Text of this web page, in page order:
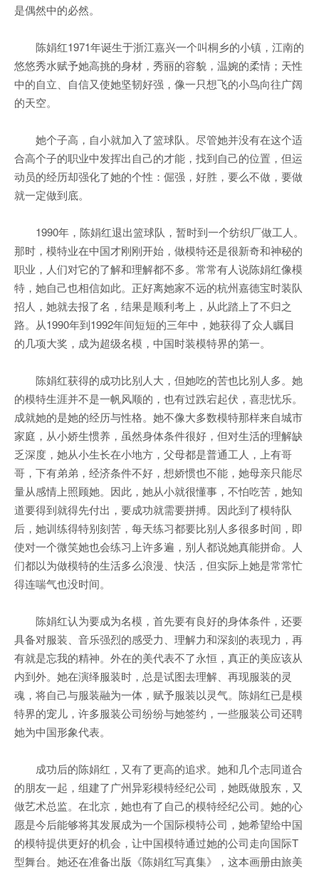
是偶然中的必然。
陈娟红1971年诞生于浙江嘉兴一个叫桐乡的小镇，江南的
悠悠秀水赋予她高挑的身材，秀丽的容貌，温婉的柔情；天性
中的自立、自信又使她坚韧好强，像一只想飞的小鸟向往广阔
的天空。
她个子高，自小就加入了篮球队。尽管她并没有在这个适
合高个子的职业中发挥出自己的才能，找到自己的位置，但运
动员的经历却强化了她的个性：倔强，好胜，要么不做，要做
就一定做到底。
1990年，陈娟红退出篮球队，暂时到一个纺织厂做工人。
那时，模特业在中国才刚刚开始，做模特还是很新奇和神秘的
职业，人们对它的了解和理解都不多。常常有人说陈娟红像模
特，她自己也相信如此。正好离她家不远的杭州嘉德宝时装队
招人，她就去报了名，结果是顺利考上，从此踏上了不归之
路。从1990年到1992年间短短的三年中，她获得了众人瞩目
的几项大奖，成为超级名模，中国时装模特界的第一。
陈娟红获得的成功比别人大，但她吃的苦也比别人多。她
的模特生涯并不是一帆风顺的，也有过跌宕起伏，喜悲忧乐。
成就她的是她的经历与性格。她不像大多数模特那样来自城市
家庭，从小娇生惯养，虽然身体条件很好，但对生活的理解缺
乏深度，她从小生长在小地方，父母都是普通工人，上有哥
哥，下有弟弟，经济条件不好，想娇惯也不能，她母亲只能尽
量从感情上照顾她。因此，她从小就很懂事，不怕吃苦，她知
道要得到就得先付出，要成功就需要拼搏。因此到了模特队
后，她训练得特别刻苦，每天练习都要比别人多很多时间，即
使对一个微笑她也会练习上许多遍，别人都说她真能拼命。人
们都以为做模特的生活多么浪漫、快活，但实际上她是常常忙
得连喘气也没时间。
陈娟红认为要成为名模，首先要有良好的身体条件，还要
具备对服装、音乐强烈的感受力、理解力和深刻的表现力，再
有就是忘我的精神。外在的美代表不了永恒，真正的美应该从
内到外。她在演绎服装时，总是试图去理解、再现服装的灵
魂，将自己与服装融为一体，赋予服装以灵气。陈娟红已是模
特界的宠儿，许多服装公司纷纷与她签约，一些服装公司还聘
她为中国形象代表。
成功后的陈娟红，又有了更高的追求。她和几个志同道合
的朋友一起，组建了广州异彩模特经纪公司，她既做股东，又
做艺术总监。在北京，她也有了自己的模特经纪公司。她的心
愿是今后能够将其发展成为一个国际模特公司，她希望给中国
的模特提供更好的机会，让中国模特通过她的公司走向国际T
型舞台。她还在准备出版《陈娟红写真集》，这本画册由旅美